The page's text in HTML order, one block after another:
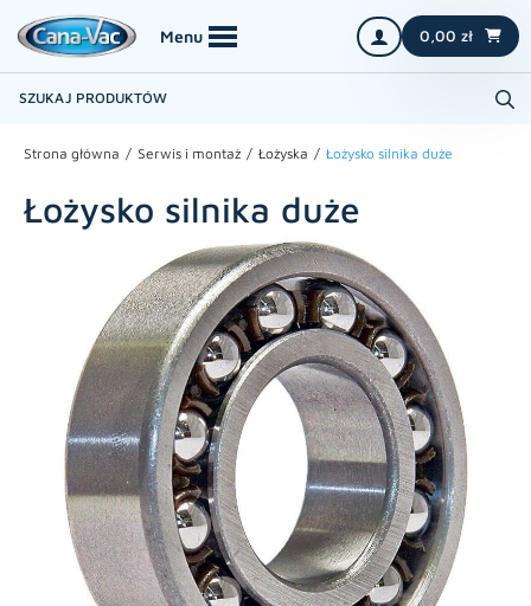
0,00 zł
Strona główna Serwis i montaż Łożyska Łożysko silnika duże
Łożysko silnika duże